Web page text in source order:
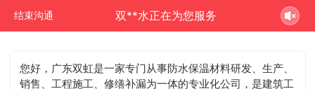
结束沟通 双**水正在为您服务
您好，广东双虹是一家专门从事防水保温材料研发、生产、
销售、工程施工、修缮补漏为一体的专业化公司，是建筑工